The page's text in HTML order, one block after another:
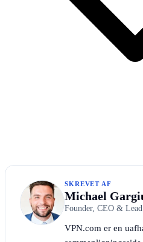
SKREVET AF
Michael
Founder, CEO &
VPN.com er en